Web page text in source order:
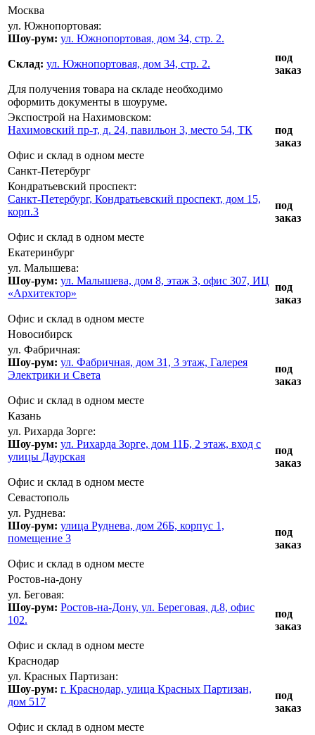
Москва
ул. Южнопортовая:
Шоу-рум: ул. Южнопортовая, дом 34, стр. 2.
Склад: ул. Южнопортовая, дом 34, стр. 2.
Для получения товара на складе необходимо
оформить документы в шоуруме.
под
заказ
Экспострой на Нахимовском:
Нахимовский пр-т, д. 24, павильон 3, место 54, ТК
Офис и склад в одном месте
под
заказ
Санкт-Петербург
Кондратьевский проспект:
Санкт-Петербург, Кондратьевский проспект, дом 15,
корп.3
Офис и склад в одном месте
под
заказ
Екатеринбург
ул. Малышева:
Шоу-рум: ул. Малышева, дом 8, этаж 3, офис 307, ИЦ
«Архитектор»
Офис и склад в одном месте
под
заказ
Новосибирск
ул. Фабричная:
Шоу-рум: ул. Фабричная, дом 31, 3 этаж, Галерея
Электрики и Света
Офис и склад в одном месте
под
заказ
Казань
ул. Рихарда Зорге:
Шоу-рум: ул. Рихарда Зорге, дом 11Б, 2 этаж, вход с
улицы Даурская
Офис и склад в одном месте
под
заказ
Севастополь
ул. Руднева:
Шоу-рум: улица Руднева, дом 26Б, корпус 1,
помещение 3
Офис и склад в одном месте
под
заказ
Ростов-на-дону
ул. Беговая:
Шоу-рум: Ростов-на-Дону, ул. Береговая, д.8, офис
102.
Офис и склад в одном месте
под
заказ
Краснодар
ул. Красных Партизан:
Шоу-рум: г. Краснодар, улица Красных Партизан,
дом 517
Офис и склад в одном месте
под
заказ